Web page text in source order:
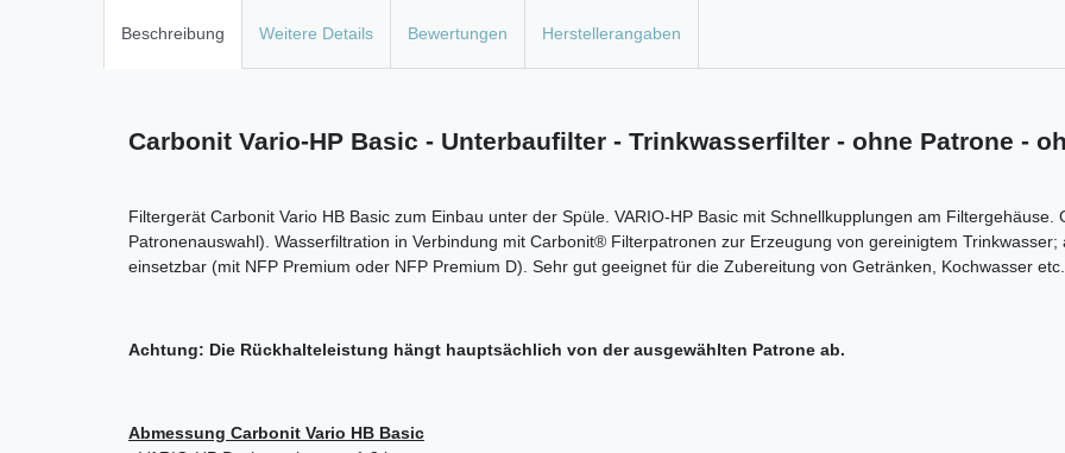
Beschreibung Weitere Details Bewertungen Herstellerangaben
Carbonit Vario-HP Basic - Unterbaufilter - Trinkwasserfilter - ohne Patrone -
Filtergerät Carbonit Vario HB Basic zum Einbau unter der Spüle. VARIO-HP Basic mit Schnellkupplungen am Filtergehäuse.
Patronenauswahl). Wasserfiltration in Verbindung mit Carbonit® Filterpatronen zur Erzeugung von gereinigtem
einsetzbar (mit NFP Premium oder NFP Premium D). Sehr gut geeignet für die Zubereitung von Getränken, Kochwasser etc.
Achtung: Die Rückhalteleistung hängt hauptsächlich von der ausgewählten Patrone ab.
Abmessung Carbonit Vario HB Basic